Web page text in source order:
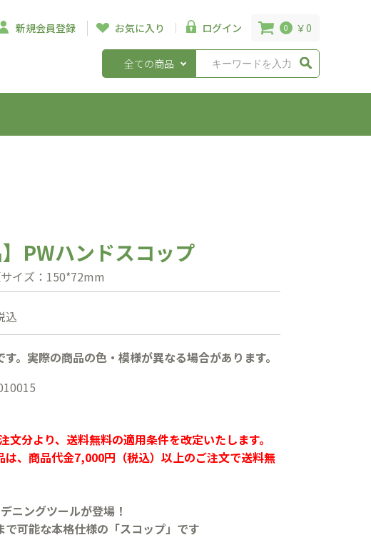
新規会員登録 お気に入り ログイン 0 ￥0
全ての商品
】PWハンドスコップ
イズ：150*72mm
込
。実際の商品の色・模様が異なる場合があります。
分より、送料無料の適用条件を改定いたします。
は、商品代金7,000円（税込）以上のご注文で送料無
ニングツールが登場！
で可能な本格仕様の「スコップ」です